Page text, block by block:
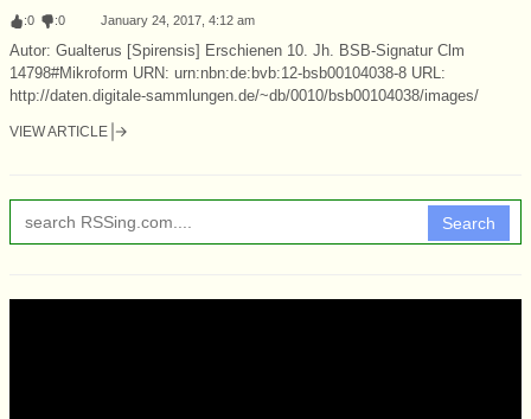
:0 :0 January 24, 2017, 4:12 am
Autor: Gualterus [Spirensis] Erschienen 10. Jh. BSB-Signatur Clm
14798#Mikroform URN: urn:nbn:de:bvb:12-bsb00104038-8 URL:
http://daten.digitale-sammlungen.de/~db/0010/bsb00104038/images/
VIEW ARTICLE
Search